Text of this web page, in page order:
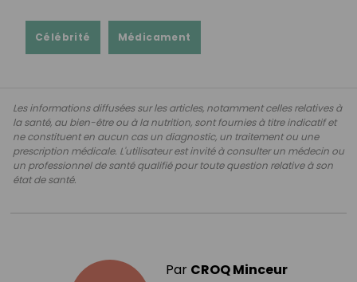
Célébrité Médicament
Les informations diffusées sur les articles, notamment celles relatives à
la santé, au bien-être ou à la nutrition, sont fournies à titre indicatif et
ne constituent en aucun cas un diagnostic, un traitement ou une
prescription médicale. L'utilisateur est invité à consulter un médecin ou
un professionnel de santé qualifié pour toute question relative à son
état de santé.
Par CROQ Minceur